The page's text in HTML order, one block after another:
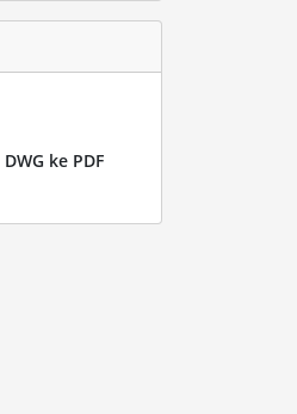
DWG ke PDF